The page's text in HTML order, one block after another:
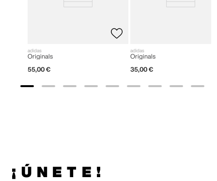
adidas
Originals
55,00 €
adidas
Originals
35,00 €
¡ÚNETE!